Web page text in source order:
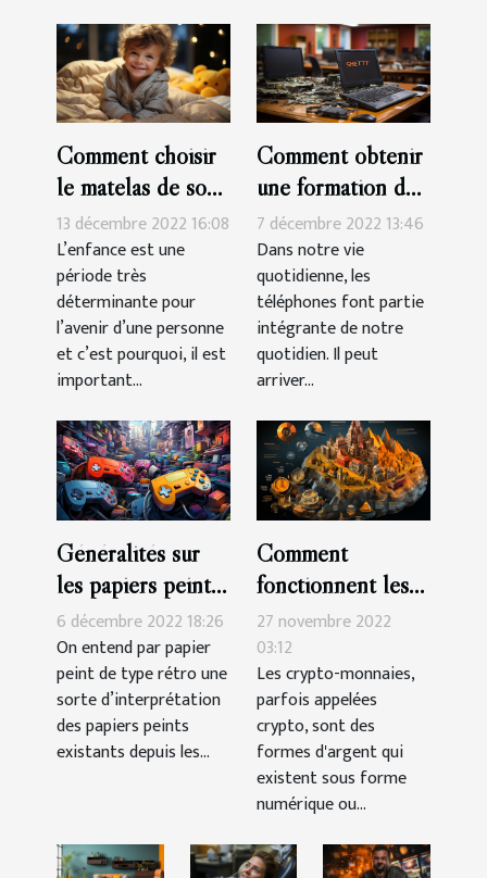
Comment choisir
le matelas de son
enfant?
13 décembre 2022 16:08
L’enfance est une
période très
déterminante pour
l’avenir d’une personne
et c’est pourquoi, il est
important...
Comment obtenir
une formation de
réparation de
smartphone à
Montpelier ?
7 décembre 2022 13:46
Dans notre vie
quotidienne, les
téléphones font partie
intégrante de notre
quotidien. Il peut
arriver...
Généralités sur
les papiers peints
de type rétro
6 décembre 2022 18:26
On entend par papier
peint de type rétro une
sorte d’interprétation
des papiers peints
existants depuis les...
Comment
fonctionnent les
crypto-monnaies ?
27 novembre 2022
03:12
Les crypto-monnaies,
parfois appelées
crypto, sont des
formes d'argent qui
existent sous forme
numérique ou...